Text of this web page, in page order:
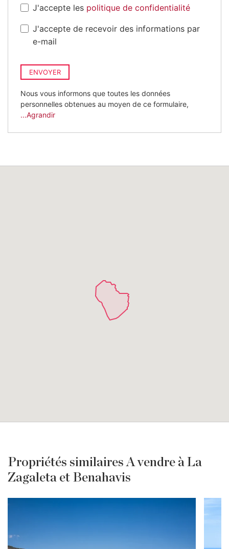
J'accepte les politique de confidentialité
J'accepte de recevoir des informations par
e-mail
ENVOYER
Nous vous informons que toutes les données
personnelles obtenues au moyen de ce formulaire,
...Agrandir
Propriétés similaires A vendre à La
Zagaleta et Benahavis